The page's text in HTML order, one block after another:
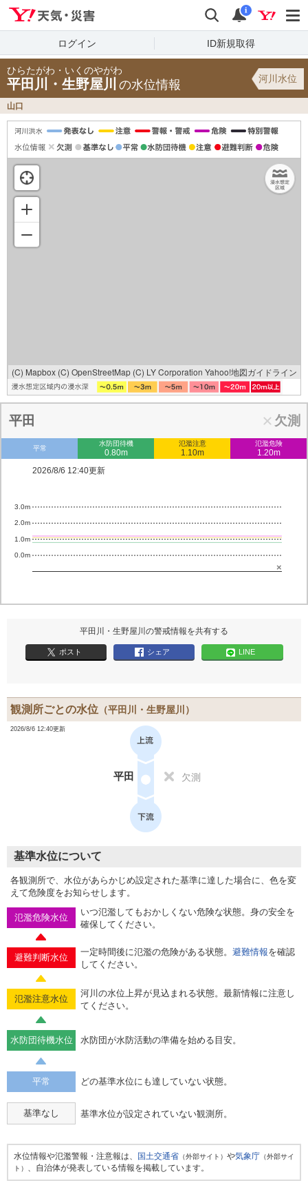
検索 通知
i
ログイン ID新規取得
ひらたがわ・いくのやがわ
平田川・生野屋川 の水位情報 河川水位
山口
(C) Mapbox (C) OpenStreetMap (C) LY Corporation Yahoo!地図ガイドライン
平田 欠測
平常
水防団待機
0.80m
氾濫注意
1.10m
氾濫危険
1.20m
2026/8/6 12:40更新
0.0m
1.0m
2.0m
3.0m
×
平田川・生野屋川の警戒情報を共有する
ポスト シェア LINE
観測所ごとの水位 （平田川・生野屋川）
2026/8/6 12:40更新
平田 欠測
基準水位について
各観測所で、水位があらかじめ設定された基準に達した場合に、色を変
えて危険度をお知らせします。
氾濫危険水位
いつ氾濫してもおかしくない危険な状態。身の安全を
確保してください。
避難判断水位
一定時間後に氾濫の危険がある状態。 避難情報を確認
してください。
氾濫注意水位
河川の水位上昇が見込まれる状態。最新情報に注意し
てください。
水防団待機水位 水防団が水防活動の準備を始める目安。
平常 どの基準水位にも達していない状態。
基準なし 基準水位が設定されていない観測所。
水位情報や氾濫警報・注意報は、 国土交通省 （外部サイト） や気象庁 （外部サイ
ト） 、自治体が発表している情報を掲載しています。